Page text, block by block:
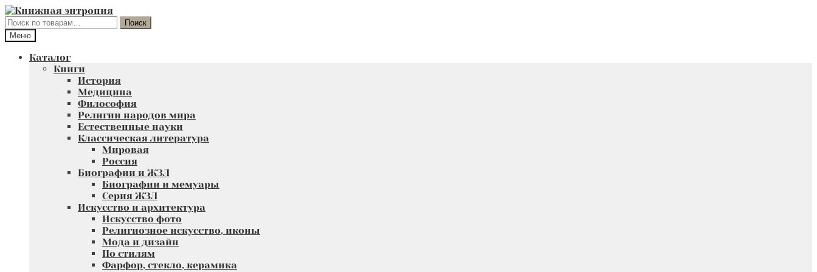
Перейти
к
навигации
Перейти
к
содержимому
Искать:
Поиск
Меню
Каталог
Книги
История
Медицина
Философия
Религии народов мира
Естественные науки
Классическая литература
Мировая
Россия
Биографии и ЖЗЛ
Биографии и мемуары
Серия ЖЗЛ
Искусство и архитектура
Искусство фото
Религиозное искусство, иконы
Мода и дизайн
По стилям
Фарфор, стекло, керамика